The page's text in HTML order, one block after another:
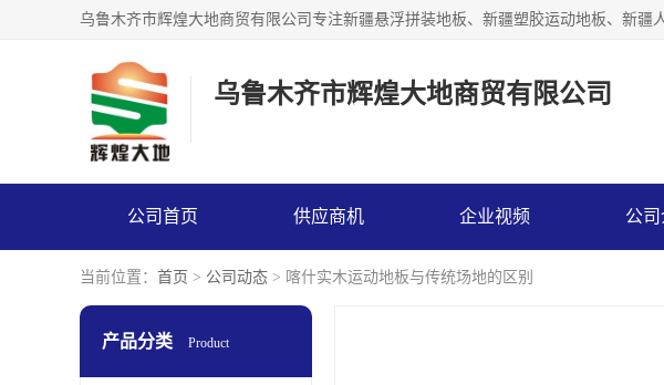
乌鲁木齐市辉煌大地商贸有限公司
公司首页 供应商机 企业视频 公
当前位置： 首页 > 公司动态 > 喀什实木运动地板与传统场地的区别
产品分类 Product